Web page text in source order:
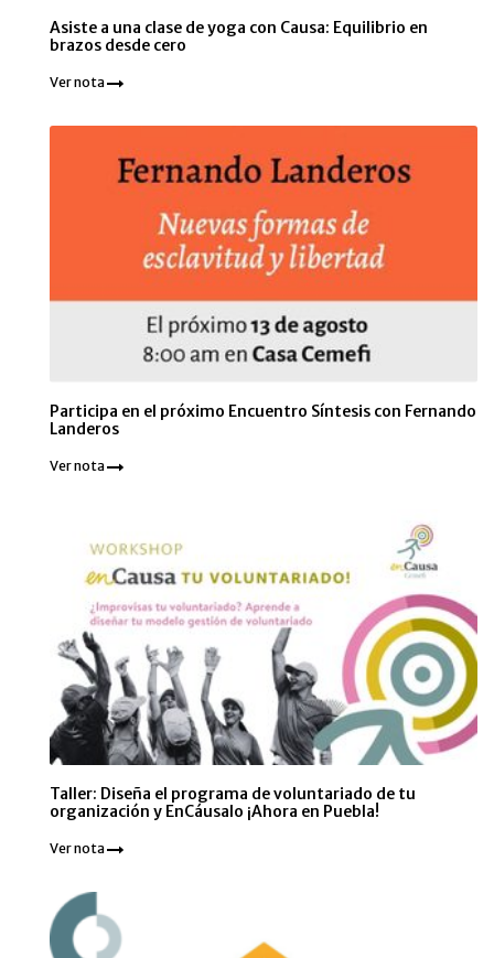
Asiste a una clase de yoga con Causa: Equilibrio en
brazos desde cero
Ver nota
Participa en el próximo Encuentro Síntesis con Fernando
Landeros
Ver nota
Taller: Diseña el programa de voluntariado de tu
organización y EnCáusalo ¡Ahora en Puebla!
Ver nota